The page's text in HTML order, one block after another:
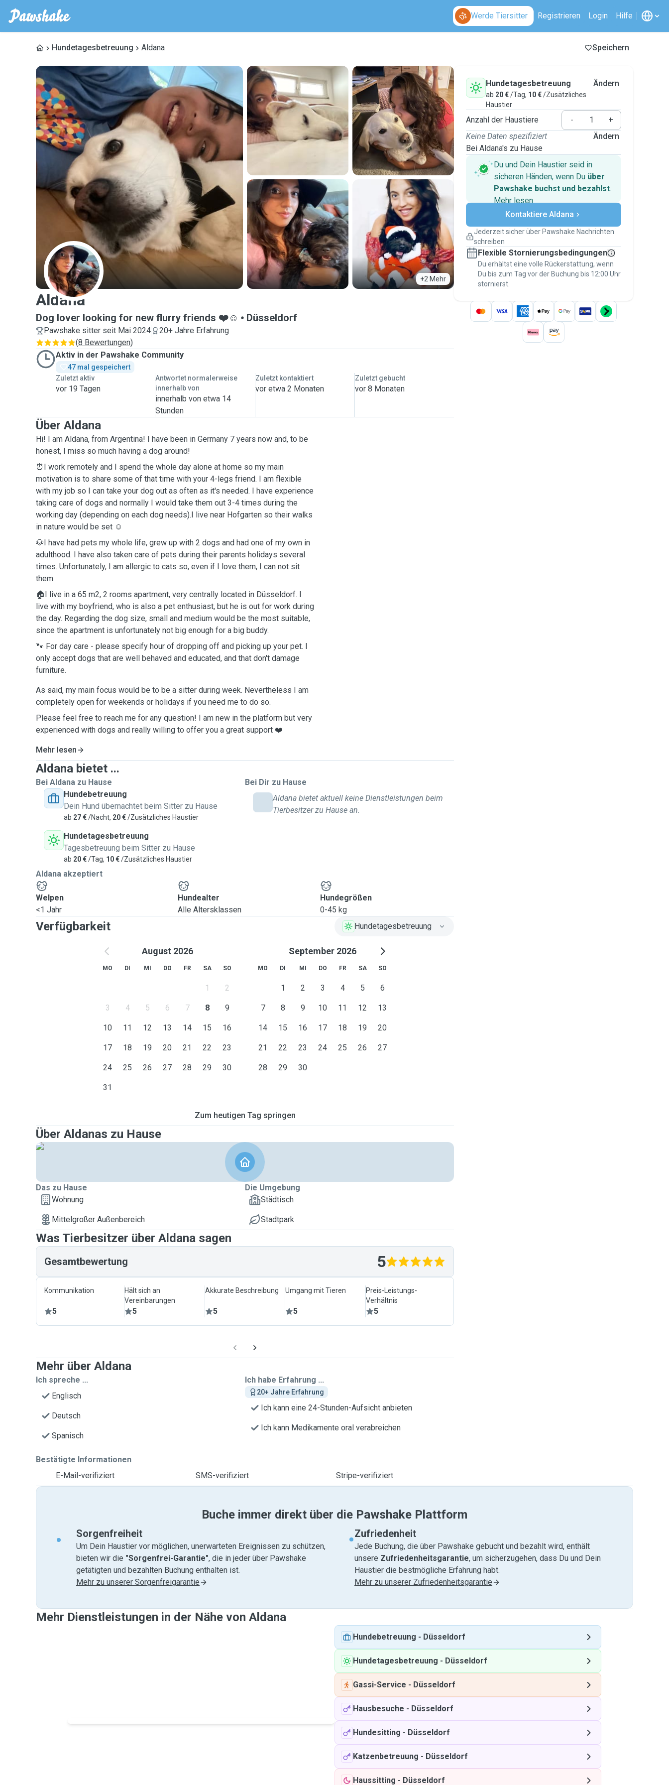
Werde Tiersitter Registrieren Login Hilfe
Hundetagesbetreuung Aldana Speichern
+2 Mehr
A
Aldana
Dog lover looking for new flurry friends ❤️☺️ Düsseldorf
Pawshake sitter seit Mai 2024
20+ Jahre Erfahrung
(8 Bewertungen)
Aktiv in der Pawshake Community
47 mal gespeichert
Zuletzt aktiv
vor 19 Tagen
Antwortet normalerweise
innerhalb von
innerhalb von etwa 14
Stunden
Zuletzt kontaktiert
vor etwa 2 Monaten
Zuletzt gebucht
vor 8 Monaten
Über Aldana
Hi! I am Aldana, from Argentina! I have been in Germany 7 years now and, to be
honest, I miss so much having a dog around!
⏰I work remotely and I spend the whole day alone at home so my main
motivation is to share some of that time with your 4-legs friend. I am flexible
with my job so I can take your dog out as often as it's needed. I have experience
taking care of dogs and normally I would take them out 3-4 times during the
working day (depending on each dog needs).I live near Hofgarten so their walks
in nature would be set ☺️
🐶I have had pets my whole life, grew up with 2 dogs and had one of my own in
adulthood. I have also taken care of pets during their parents holidays several
times. Unfortunately, I am allergic to cats so, even if I love them, I can not sit
them.
🏠I live in a 65 m2, 2 rooms apartment, very centrally located in Düsseldorf. I
live with my boyfriend, who is also a pet enthusiast, but he is out for work during
the day. Regarding the dog size, small and medium would be the most suitable,
since the apartment is unfortunately not big enough for a big buddy.
🐾 For day care - please specify hour of dropping off and picking up your pet. I
only accept dogs that are well behaved and educated, and that don't damage
furniture.
As said, my main focus would be to be a sitter during week. Nevertheless I am
completely open for weekends or holidays if you need me to do so.
Please feel free to reach me for any question! I am new in the platform but very
experienced with dogs and really willing to offer you a great support ❤️
Mehr lesen
Aldana bietet ...
Bei Aldana zu Hause
Hundebetreuung
Dein Hund übernachtet beim Sitter zu Hause
ab 27 €/Nacht, 20 €/Zusätzliches Haustier
Hundetagesbetreuung
Tagesbetreuung beim Sitter zu Hause
ab 20 €/Tag, 10 €/Zusätzliches Haustier
Bei Dir zu Hause
Aldana bietet aktuell keine Dienstleistungen beim
Tierbesitzer zu Hause an.
Aldana akzeptiert
Welpen
<1 Jahr
Hundealter
Alle Altersklassen
Hundegrößen
0-45 kg
Verfügbarkeit Hundetagesbetreuung
August 2026
MO DI MI DO FR SA SO
1 2
3 4 5 6 7 8 9
10 11 12 13 14 15 16
17 18 19 20 21 22 23
24 25 26 27 28 29 30
31
September 2026
MO DI MI DO FR SA SO
1 2 3 4 5 6
7 8 9 10 11 12 13
14 15 16 17 18 19 20
21 22 23 24 25 26 27
28 29 30
Zum heutigen Tag springen
Über Aldanas zu Hause
Das zu Hause
Wohnung
Mittelgroßer Außenbereich
Die Umgebung
Städtisch
Stadtpark
Was Tierbesitzer über Aldana sagen
Gesamtbewertung 5
Kommunikation
5
Hält sich an
Vereinbarungen
5
Akkurate Beschreibung
5
Umgang mit Tieren
5
Preis-Leistungs-
Verhältnis
5
Mehr über Aldana
Ich spreche ...
Englisch
Deutsch
Spanisch
Ich habe Erfahrung ...
20+ Jahre Erfahrung
Ich kann eine 24-Stunden-Aufsicht anbieten
Ich kann Medikamente oral verabreichen
Bestätigte Informationen
E-Mail-verifiziert
SMS-verifiziert Stripe-verifiziert
Hundetagesbetreuung
ab 20 €/Tag, 10 €/Zusätzliches
Haustier
Ändern
Anzahl der Haustiere -
+
Keine Daten spezifiziert
Bei Aldana's zu Hause
Ändern
Du und Dein Haustier seid in
sicheren Händen, wenn Du über
Pawshake buchst und bezahlst.
Mehr lesenSichere Zahlungen
Unterstützung, falls sich Deine
Versicherte Buchungen
Erledige alles über Pawshake – von der
ersten Nachricht bis zur Bezahlung –, um
über die Pawshake-Garantieabgesichert zu
sein
Kontaktiere Aldana
Jederzeit sicher über Pawshake Nachrichten
schreiben
Flexible Stornierungsbedingungen
Du erhältst eine volle Rückerstattung, wenn
Du bis zum Tag vor der Buchung bis 12:00 Uhr
stornierst.
Buche immer direkt über die Pawshake Plattform
Sorgenfreiheit
Um Dein Haustier vor möglichen, unerwarteten Ereignissen zu schützen,
bieten wir die "Sorgenfrei-Garantie", die in jeder über Pawshake
getätigten und bezahlten Buchung enthalten ist.
Mehr zu unserer Sorgenfreigarantie
Zufriedenheit
Jede Buchung, die über Pawshake gebucht und bezahlt wird, enthält
unsere Zufriedenheitsgarantie, um sicherzugehen, dass Du und Dein
Haustier die bestmögliche Erfahrung habt.
Mehr zu unserer Zufriedenheitsgarantie
Mehr Dienstleistungen in der Nähe von Aldana
Hundebetreuung - Düsseldorf
Hundetagesbetreuung - Düsseldorf
Gassi-Service - Düsseldorf
Hausbesuche - Düsseldorf
Hundesitting - Düsseldorf
Katzenbetreuung - Düsseldorf
Haussitting - Düsseldorf